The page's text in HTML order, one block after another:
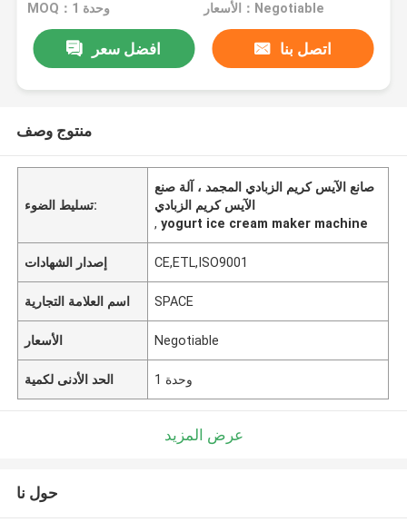
MOQ：1 وحدة الأسعار：Negotiable
افضل سعر اتصل بنا
منتوج وصف
تسليط الضوء:
صانع الآيس كريم الزبادي المجمد ، آلة صنع
الآيس كريم الزبادي
,yogurt ice cream maker machine
إصدار الشهادات CE,ETL,ISO9001
اسم العلامة التجارية SPACE
الأسعار Negotiable
الحد الأدنى لكمية 1 وحدة
عرض المزيد
حول نا